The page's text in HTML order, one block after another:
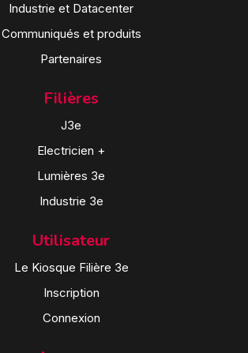
Industrie et Datacenter
Communiqués et produits
Partenaires
Filières
J3e
Electricien +
Lumières 3e
Industrie 3e
Utilisateur
Le Kiosque Filière 3e
Inscription
Connexion